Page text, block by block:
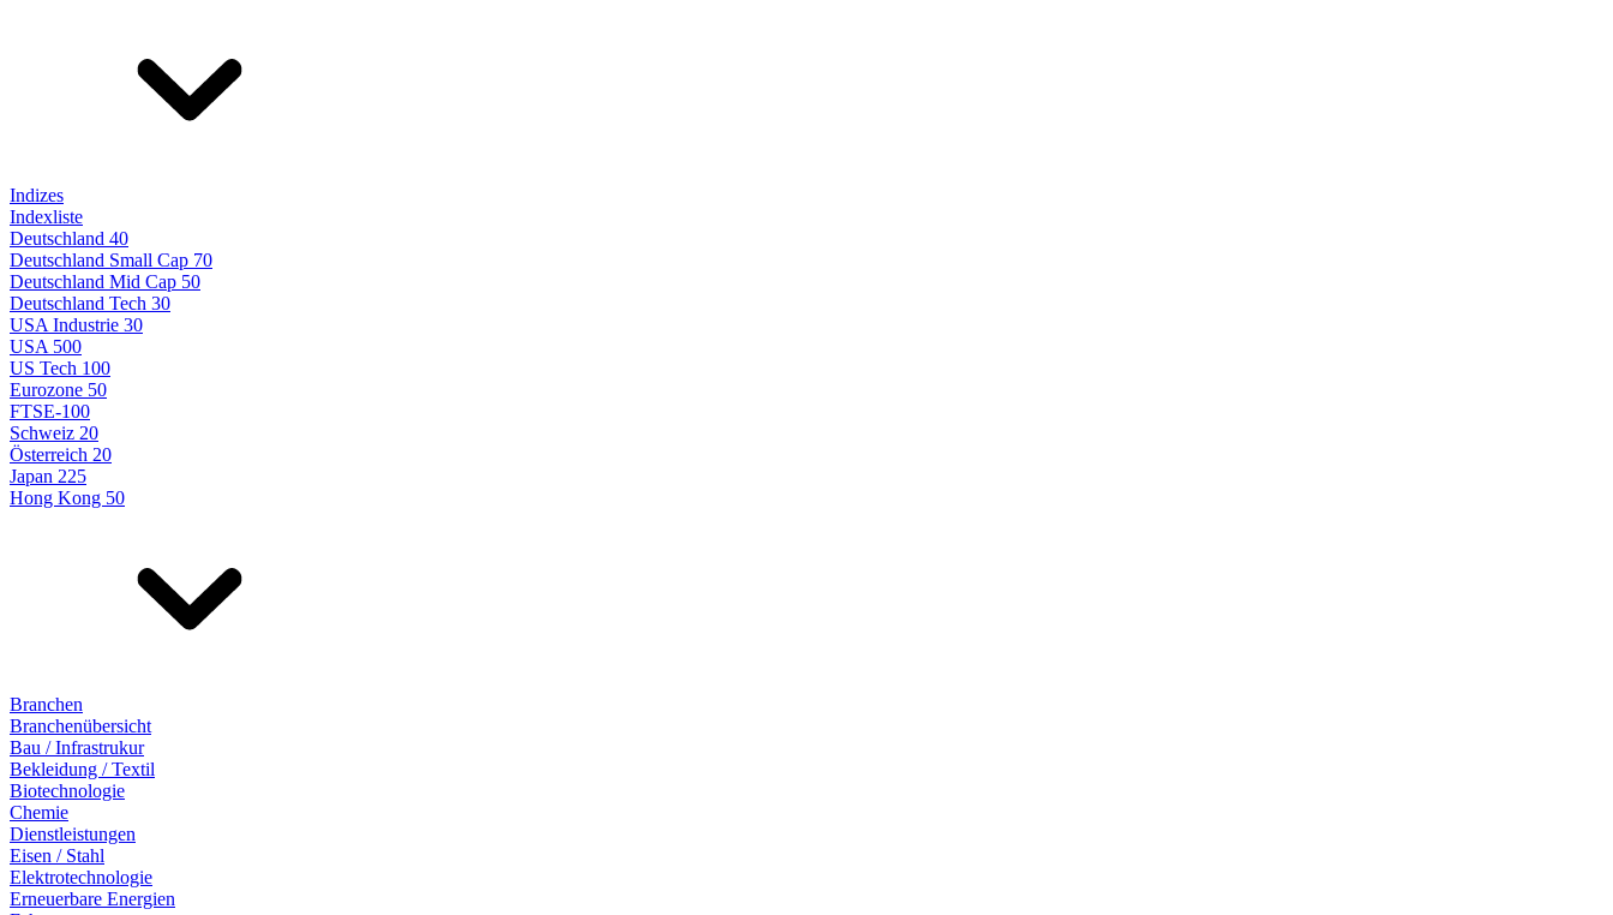
Indizes
Indexliste
Deutschland 40
Deutschland Small Cap 70
Deutschland Mid Cap 50
Deutschland Tech 30
USA Industrie 30
USA 500
US Tech 100
Eurozone 50
FTSE-100
Schweiz 20
Österreich 20
Japan 225
Hong Kong 50
Branchen
Branchenübersicht
Bau / Infrastrukur
Bekleidung / Textil
Biotechnologie
Chemie
Dienstleistungen
Eisen / Stahl
Elektrotechnologie
Erneuerbare Energien